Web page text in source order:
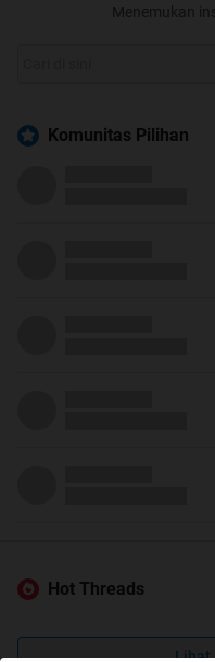
Menemukan
Komunitas Pilihan
Hot Threads
Lihat